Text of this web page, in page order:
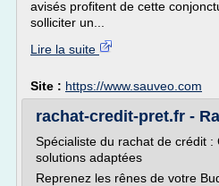
avisés profitent de cette
solliciter un...
Lire la suite
Site : https://www.sauveo.com
rachat-credit-pret.fr -
Spécialiste du rachat de crédit :
solutions adaptées
Reprenez les rênes de votre